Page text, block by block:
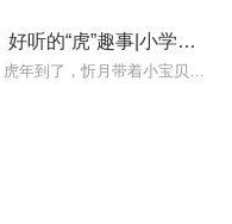
亲子节目【虎年说虎】好听的“虎”趣事|小学生必听